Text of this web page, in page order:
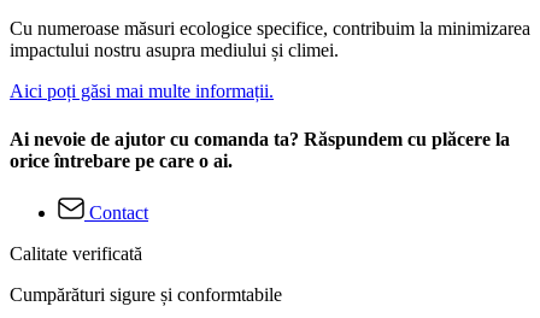
Cu numeroase măsuri ecologice specifice, contribuim la minimizarea
impactului nostru asupra mediului și climei.
Aici poți găsi mai multe informații.
Ai nevoie de ajutor cu comanda ta? Răspundem cu plăcere la
orice întrebare pe care o ai.
Contact
Calitate verificată
Cumpărături sigure și conformtabile